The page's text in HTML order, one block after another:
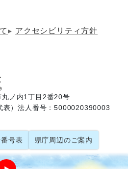
アクセシビリティ方針
丸ノ内1丁目2番20号
表）法人番号：5000020390003
号表 県庁周辺のご案内